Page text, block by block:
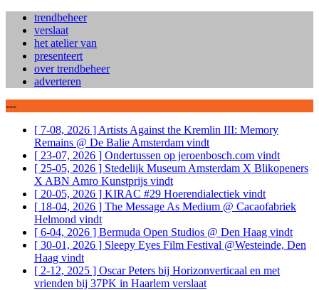
trendbeheer
verslaat
het atelier van
presenteert
over trendbeheer
adverteren
---
[ 7-08, 2026 ] Artists Against the Kremlin III: Memory
Remains @ De Balie Amsterdam vindt
[ 23-07, 2026 ] Ondertussen op jeroenbosch.com vindt
[ 25-05, 2026 ] Stedelijk Museum Amsterdam X Blikopeners
X ABN Amro Kunstprijs vindt
[ 20-05, 2026 ] KIRAC #29 Hoerendialectiek vindt
[ 18-04, 2026 ] The Message As Medium @ Cacaofabriek
Helmond vindt
[ 6-04, 2026 ] Bermuda Open Studios @ Den Haag vindt
[ 30-01, 2026 ] Sleepy Eyes Film Festival @Westeinde, Den
Haag vindt
[ 2-12, 2025 ] Oscar Peters bij Horizonverticaal en met
vrienden bij 37PK in Haarlem verslaat